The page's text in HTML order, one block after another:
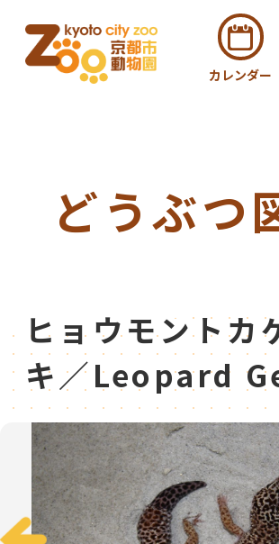
カレンダー
どうぶつ
ヒョウモントカ
キ／Leopard